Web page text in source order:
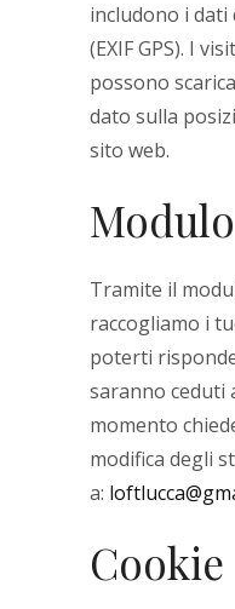
includono i
(EXIF GPS). I
possono
dato sulla
sito web.
Tramite il
raccogliamo i
poterti
saranno ceduti
momento
modifica degli
a:
Cookie